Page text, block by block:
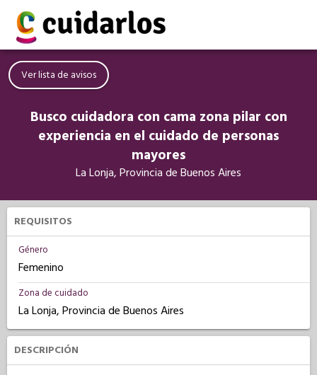
Ver lista de avisos
Busco cuidadora con cama zona pilar con
experiencia en el cuidado de personas
mayores
La Lonja, Provincia de Buenos Aires
REQUISITOS
Género
Femenino
Zona de cuidado
La Lonja, Provincia de Buenos Aires
DESCRIPCIÓN